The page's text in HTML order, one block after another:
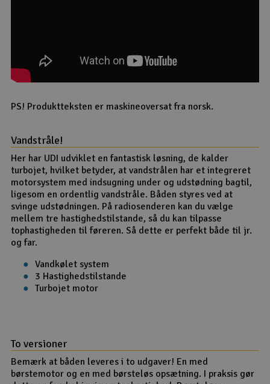
PS! Produktteksten er maskineoversat fra norsk.
Vandstråle!
Her har UDI udviklet en fantastisk løsning, de kalder
turbojet, hvilket betyder, at vandstrålen har et integreret
motorsystem med indsugning under og udstødning bagtil,
ligesom en ordentlig vandstråle. Båden styres ved at
svinge udstødningen. På radiosenderen kan du vælge
mellem tre hastighedstilstande, så du kan tilpasse
tophastigheden til føreren. Så dette er perfekt både til jr.
og far.
Vandkølet system
3 Hastighedstilstande
Turbojet motor
To versioner
Bemærk at båden leveres i to udgaver! En med
børstemotor og en med børsteløs opsætning. I praksis gør